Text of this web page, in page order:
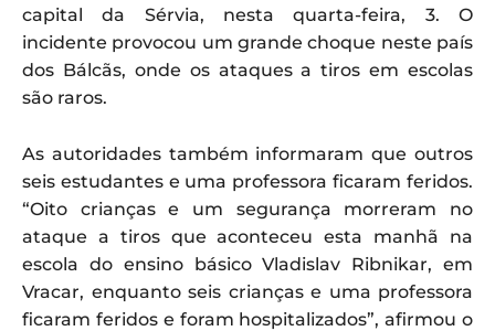
capital da Sérvia, nesta quarta-feira, 3. O
incidente provocou um grande choque neste país
dos Bálcãs, onde os ataques a tiros em escolas
são raros.
As autoridades também informaram que outros
seis estudantes e uma professora ficaram feridos.
“Oito crianças e um segurança morreram no
ataque a tiros que aconteceu esta manhã na
escola do ensino básico Vladislav Ribnikar, em
Vracar, enquanto seis crianças e uma professora
ficaram feridos e foram hospitalizados”, afirmou o